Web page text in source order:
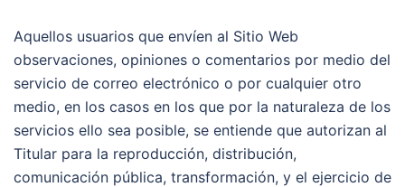
Aquellos usuarios que envíen al Sitio Web
observaciones, opiniones o comentarios por medio del
servicio de correo electrónico o por cualquier otro
medio, en los casos en los que por la naturaleza de los
servicios ello sea posible, se entiende que autorizan al
Titular para la reproducción, distribución,
comunicación pública, transformación, y el ejercicio de